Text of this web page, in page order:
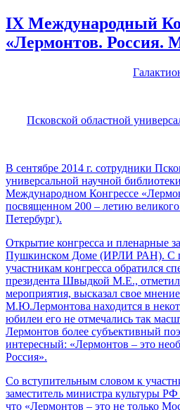
IX Международный
«Лермонтов. Россия.
Псковской областной
В сентябре 2014 г. сотрудники
универсальной научной
Международном Конгрессе
посвященном 200 – летию
Петербург).
Открытие конгресса и пленарные
Пушкинском Доме (ИРЛИ РАН). С
участникам конгресса обратился
президента Швыдкой М.Е.,
мероприятия, высказал свое
М.Ю.Лермонтова находится в
юбилеи его не отмечались так
Лермонтов более субъективный
интересный: «Лермонтов – это
Россия».
Со вступительным словом к
заместитель министра культуры
что «Лермонтов – это не только